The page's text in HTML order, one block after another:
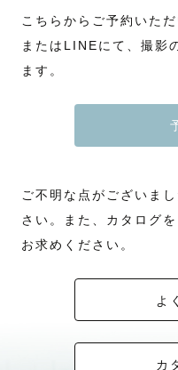
こちらからご予約いた
またはLINEにて、撮影
ます。
ご不明な点がございま
さい。また、カタログ
お求めください。
よ
カ